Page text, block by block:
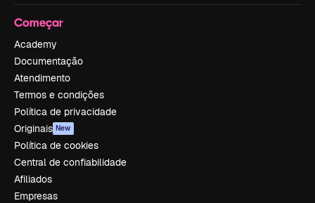
Começar
Academy
Documentação
Atendimento
Termos e condições
Política de privacidade
Originais New
Política de cookies
Central de confiabilidade
Afiliados
Empresas